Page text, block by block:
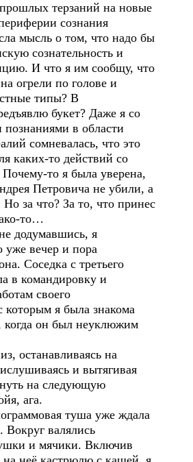
терзаний на новые
сознания
мысль о том, что надо бы
сознательность и
И что я им сообщу, что
огрели по голове и
типы? В
букет? Даже я со
в области
сомневалась, что это
каких-то действий со
то я была уверена,
Петровича не убили, а
за что? За то, что принес
то…
додумавшись, я
уже вечер и пора
Соседка с третьего
в командировку и
своего
которым я была знакома
когда он был неуклюжим
останавливаясь на
и вытягивая
на следующую
ага.
туша уже ждала
Вокруг валялись
и мячики. Включив